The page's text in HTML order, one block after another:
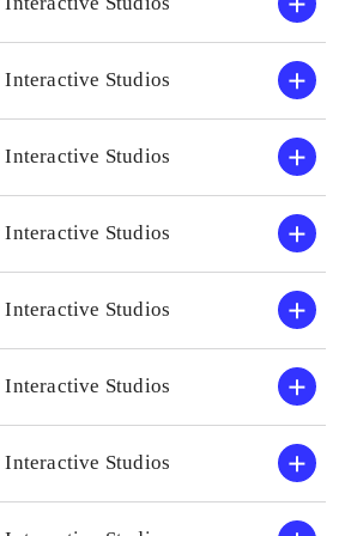
Interactive Studios
Interactive Studios
Interactive Studios
Interactive Studios
Interactive Studios
Interactive Studios